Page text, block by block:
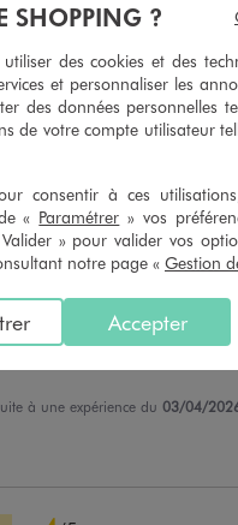
4/5
à une expérience du06/12/2025
à une expérience du 03/04/
SHOPPING ?
des cookies et des
et personnaliser les
des données personnelles
de votre compte utilisateur
consentir à ces
« Paramétrer » vos
» pour valider vos
notre page « Gestion
Accepter